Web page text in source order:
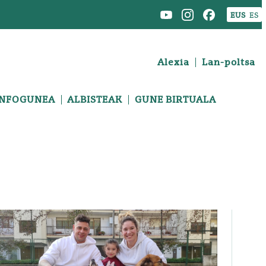
EUS ES
Alexia Lan-poltsa
ALBISTEAK GUNE BIRTUALA